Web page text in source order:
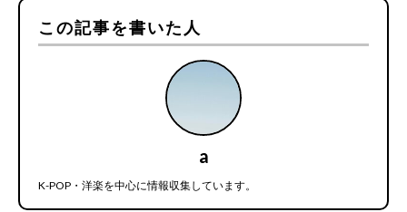
この記事を書いた人
a
K-POP・洋楽を中心に情報収集しています。